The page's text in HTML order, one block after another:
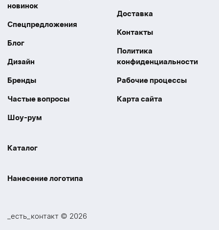
новинок
Спецпредложения
Блог
Дизайн
Бренды
Частые вопросы
Шоу-рум
Доставка
Контакты
Политика
конфиденциальности
Рабочие процессы
Карта сайта
Каталог
Нанесение логотипа
Шелкография
_есть_контакт © 2026